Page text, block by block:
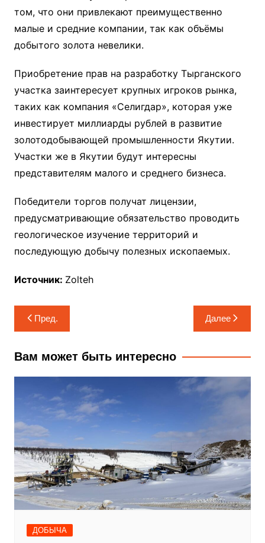
том, что они привлекают преимущественно
малые и средние компании, так как объёмы
добытого золота невелики.
Приобретение прав на разработку Тырганского
участка заинтересует крупных игроков рынка,
таких как компания «Селигдар», которая уже
инвестирует миллиарды рублей в развитие
золотодобывающей промышленности Якутии.
Участки же в Якутии будут интересны
представителям малого и среднего бизнеса.
Победители торгов получат лицензии,
предусматривающие обязательство проводить
геологическое изучение территорий и
последующую добычу полезных ископаемых.
Источник: Zolteh
Навигация
по
записям
Пред. Далее
Вам может быть интересно
ДОБЫЧА